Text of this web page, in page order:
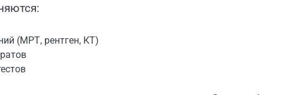
(МРТ, рентген, КТ)